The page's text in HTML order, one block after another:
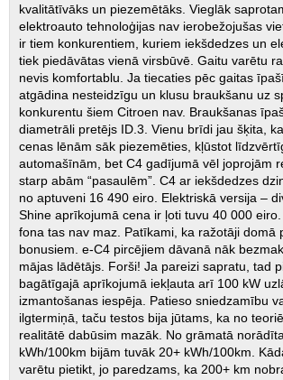
kvalitātīvāks un piezemētāks. Vieglāk
elektroauto tehnoloģijas nav ierobežojušas
ir tiem konkurentiem, kuriem iekšdedzes un
tiek piedāvātas vienā virsbūvē. Gaitu varētu
nevis komfortablu. Ja tiecaties pēc gaitas
atgādina nesteidzīgu un klusu braukšanu uz
konkurentu šiem Citroen nav. Braukšanas
diametrāli pretējs ID.3. Vienu brīdi jau šķita,
cenas lēnām sāk piezemēties, kļūstot
automašīnām, bet C4 gadījumā vēl joprojām
starp abām “pasaulēm”. C4 ar iekšdedzes
no aptuveni 16 490 eiro. Elektriskā versija –
Shine aprīkojumā cena ir ļoti tuvu 40 000
fona tas nav maz. Patīkami, ka ražotāji domā
bonusiem. e-C4 pircējiem dāvanā nāk
mājas lādētājs. Forši! Ja pareizi sapratu, tad
bagātīgajā aprīkojumā iekļauta arī 100 kW
izmantošanas iespēja. Patieso sniedzamību
ilgtermiņā, taču testos bija jūtams, ka no
realitātē dabūsim mazāk. No grāmatā
kWh/100km bijām tuvāk 20+ kWh/100km.
varētu pietikt, jo paredzams, ka 200+ km